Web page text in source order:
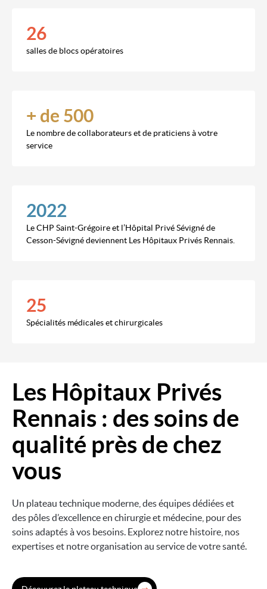
26
salles de blocs opératoires
+ de 500
Le nombre de collaborateurs et de praticiens à votre
service
2022
Le CHP Saint-Grégoire et l’Hôpital Privé Sévigné de
Cesson-Sévigné deviennent Les Hôpitaux Privés Rennais.
25
Spécialités médicales et chirurgicales
Image
Les Hôpitaux Privés
Rennais : des soins de
qualité près de chez
vous
Un plateau technique moderne, des équipes dédiées et
des pôles d’excellence en chirurgie et médecine, pour des
soins adaptés à vos besoins. Explorez notre histoire, nos
expertises et notre organisation au service de votre santé.